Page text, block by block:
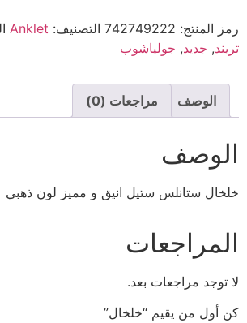
رمز المنتج: 742749222 التصنيف: Anklet
تريند, جديد, جولياشوب
الوصف مراجعات (0)
الوصف
خلخال ستانلس ستيل انيق و مميز لون ذهبي
المراجعات
لا توجد مراجعات بعد.
كن أول من يقيم “خلخال”